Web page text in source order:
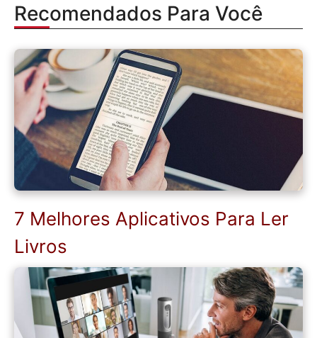
Recomendados Para Você
7 Melhores Aplicativos Para Ler
Livros